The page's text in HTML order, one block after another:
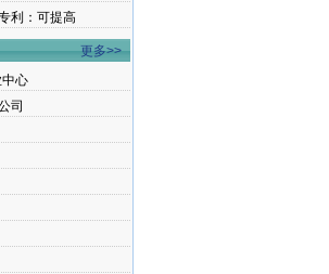
利：可提高
更多>>
中心
司